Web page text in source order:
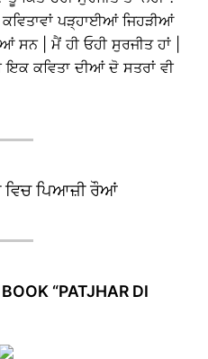
ਪੜ੍ਹਾਈਆਂ ਜਿਹੜੀਆਂ
| ਮੈਂ ਹੀ ਓਹੀ ਸੁਰਜੀਤ ਹਾਂ |
ਕਵਿਤਾ ਦੀਆਂ ਦੋ ਸਤਰਾਂ ਵੀ
ਵਿਚ ਪਿਆਜ਼ੀ ਰੌਆਂ
“PATJHAR DI